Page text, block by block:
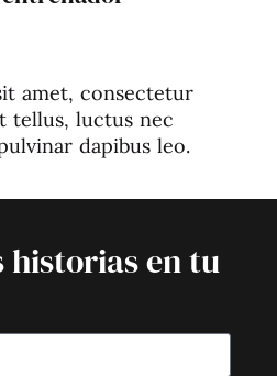
amet, consectetur
tellus, luctus nec
dapibus leo.
historias en tu